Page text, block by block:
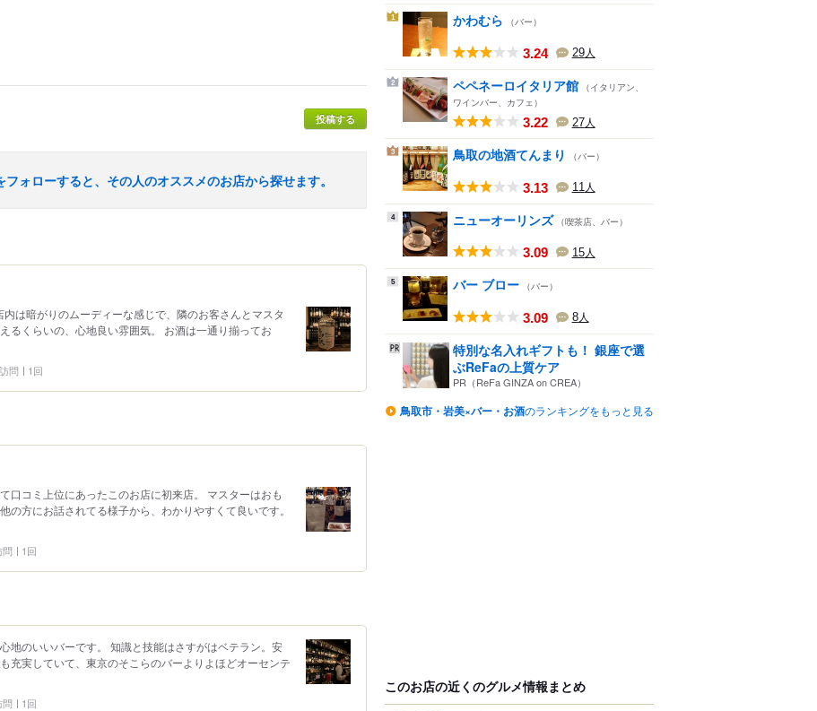
投稿する
ォローすると、その人のオススメのお店から探せます。
は暗がりのムーディーな感じで、隣のお客さんとマスタ
るくらいの、心地良い雰囲気。 お酒は一通り揃ってお
問 1回
口コミ上位にあったこのお店に初来店。 マスターはおも
の方にお話されてる様子から、わかりやすくて良いです。
1回
地のいいバーです。 知識と技能はさすがはベテラン。安
充実していて、東京のそこらのバーよりよほどオーセンテ
1回
1 かわむら （バー）
3.24 29人
2 ペペネーロイタリア館 （イタリアン、
ワインバー、カフェ）
3.22 27人
3 鳥取の地酒てんまり （バー）
3.13 11人
4 ニューオーリンズ （喫茶店、バー）
3.09 15人
5 バー ブロー （バー）
3.09 8人
特別な名入れギフトも！ 銀座で選
ぶReFaの上質ケア
PR（ReFa GINZA on CREA）
鳥取市・岩美×バー・お酒のランキングをもっと見る
このお店の近くのグルメ情報まとめ